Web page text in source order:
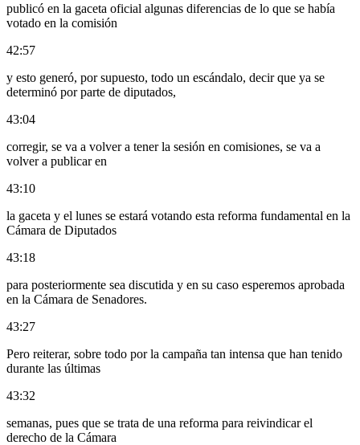
publicó en la gaceta oficial algunas diferencias de lo que se había
votado en la comisión
42:57
y esto generó, por supuesto, todo un escándalo, decir que ya se
determinó por parte de diputados,
43:04
corregir, se va a volver a tener la sesión en comisiones, se va a
volver a publicar en
43:10
la gaceta y el lunes se estará votando esta reforma fundamental en la
Cámara de Diputados
43:18
para posteriormente sea discutida y en su caso esperemos aprobada
en la Cámara de Senadores.
43:27
Pero reiterar, sobre todo por la campaña tan intensa que han tenido
durante las últimas
43:32
semanas, pues que se trata de una reforma para reivindicar el
derecho de la Cámara